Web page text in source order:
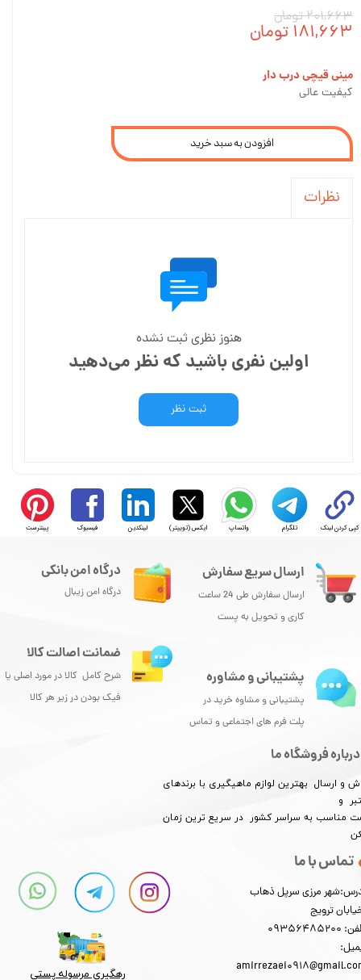
۲۰۱,۶۶۳ تومان
۱۸۱,۶۶۳ تومان
مینی قیچی درب دار
کیفیت عالی
افزودن به سبد خرید
نظرات
هنوز نظری ثبت نشده
اولین نفری باشید که نظر می‌دهید
ثبت نظر
کپی کردن لینک تلگرام واتساپ ایکس (توییتر) لینکدین فیسبوک پینترست
ارسال سریع سفارش
ارسال سفارش طی 24 ساعت
کاری و تحویل به پست
درباره فروشگاه ما
و ارسال بهترین لوازم ماهیگیری با برندهای
و
مناسب به سراسر کشور در سریع ترین زمان
تماس با ما
مرزی سرپل ذهاب
ترویج
درگاه امن بانکی
درگاه امن زیبال
پشتیبانی و مشاوره
پشتیبانی و مشاوه خرید در
پلت فرم های اجتماعی و تماس
ضمانت اصالت کالا
شرح کامل کالا در مورد اصلی یا
فیک بودن در زیر هر کالا
رهگیری مرسوله پستی​​​​​​​